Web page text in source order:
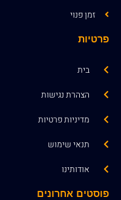
זמן פנוי
פרטיות
בית
הצהרת נגישות
מדיניות פרטיות
תנאי שימוש
אודותינו
פוסטים אחרונים